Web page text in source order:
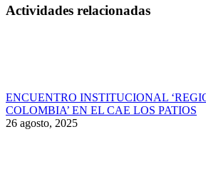
Actividades relacionadas
ENCUENTRO INSTITUCIONAL
COLOMBIA’ EN EL CAE LOS PATIOS
26 agosto, 2025